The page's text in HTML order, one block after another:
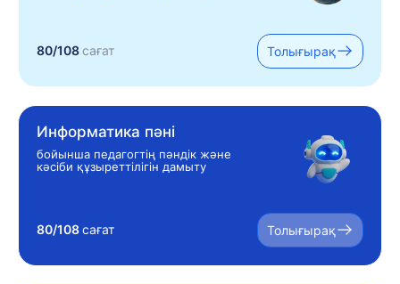
80/108сағат Толығырақ
Информатика пәні
бойынша педагогтің пәндік және
кәсіби құзыреттілігін дамыту
80/108сағат Толығырақ